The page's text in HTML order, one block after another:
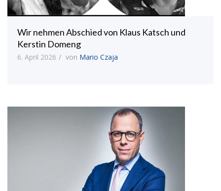
Wir nehmen Abschied von Klaus Katsch und
Kerstin Domeng
6. April 2026 von Mario Czaja